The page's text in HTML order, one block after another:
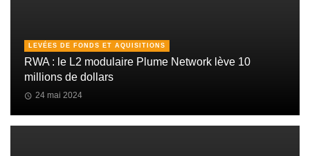
LEVÉES DE FONDS ET AQUISITIONS
RWA : le L2 modulaire Plume Network lève 10
millions de dollars
24 mai 2024